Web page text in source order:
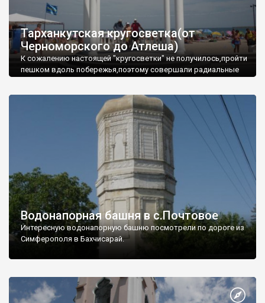
Тарханкутская кругосветка(от
Черноморского до Атлеша)
К сожалению настоящей "кругосветки" не получилось,пройти
пешком вдоль побережья,поэтому совершали радиальные
Водонапорная башня в с.Почтовое
Интересную водонапорную башню посмотрели по дороге из
Симферополя в Бахчисарай.